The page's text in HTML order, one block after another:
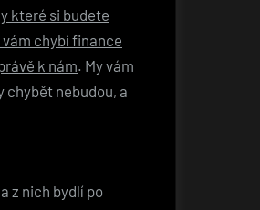
které si budete
chybí finance
k nám. My vám
chybět nebudou, a
z nich bydlí po